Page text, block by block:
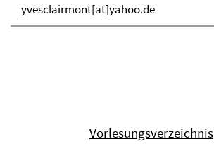
yvesclairmont[at]yahoo.de
Vorlesungsverzeichnis